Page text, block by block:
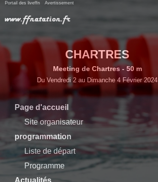
Portail des liveffn Avertissement
CHARTRES
Meeting de Chartres - 50 m
Du Vendredi 2 au Dimanche 4 Février 2024
Page d'accueil
Site organisateur
programmation
Liste de départ
Programme
Actualités